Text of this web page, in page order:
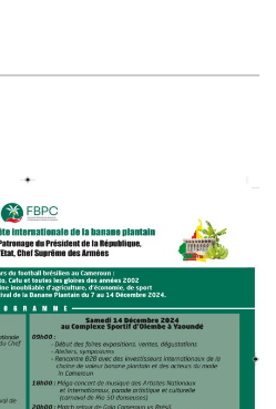
la transition écologique : La
30% R-PET au 1er décembre
– Match d’ouverture :
!